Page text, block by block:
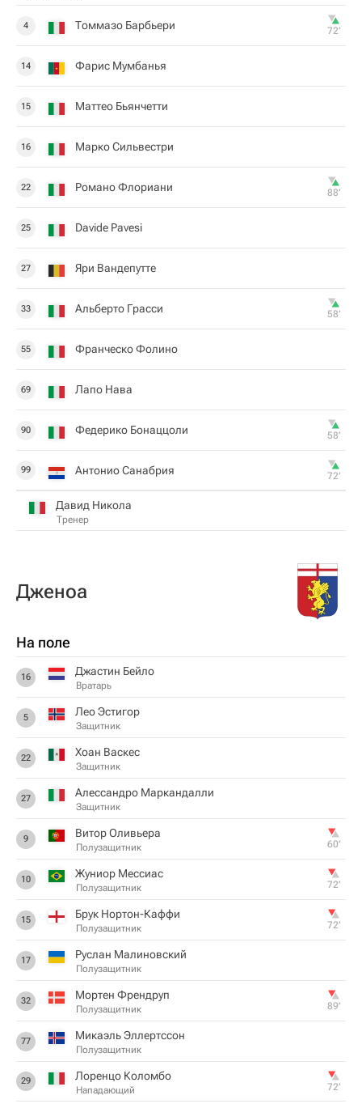
4 Томмазо Барбьери 72‎’‎
14 Фарис Мумбанья
15 Маттео Бьянчетти
16 Марко Сильвестри
22 Романо Флориани 88‎’‎
25 Davide Pavesi
27 Яри ​​Вандепутте
33 Альберто Грасси 58‎’‎
55 Франческо Фолино
69 Лапо Нава
90 Федерико Бонаццоли 58‎’‎
99 Антонио Санабрия 72‎’‎
Давид Никола
Тренер
Дженоа
На поле
16 Джастин Бейло
Вратарь
5 Лео Эстигор
Защитник
22 Хоан Васкес
Защитник
27 Алессандро Маркандалли
Защитник
9 Витор Оливьера
Полузащитник 60‎’‎
10 Жуниор Мессиас
Полузащитник 72‎’‎
15 Брук Нортон-Каффи
Полузащитник 72‎’‎
17 Руслан Малиновский
Полузащитник
32 Мортен Френдруп
Полузащитник 89‎’‎
77 Микаэль Эллертссон
Полузащитник
29 Лоренцо Коломбо
Нападающий 72‎’‎